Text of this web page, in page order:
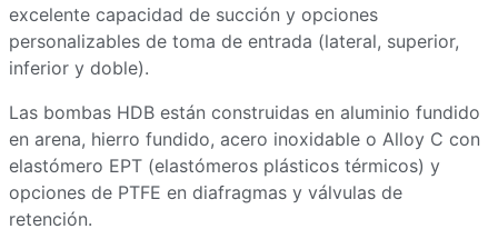
excelente capacidad de succión y opciones
personalizables de toma de entrada (lateral, superior,
inferior y doble).
Las bombas HDB están construidas en aluminio fundido
en arena, hierro fundido, acero inoxidable o Alloy C con
elastómero EPT (elastómeros plásticos térmicos) y
opciones de PTFE en diafragmas y válvulas de
retención.